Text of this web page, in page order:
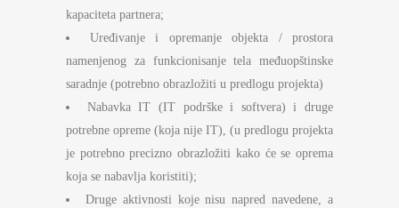
kapaciteta partnera;
Uređivanje i opremanje objekta / prostora
namenjenog za funkcionisanje tela međuopštinske
saradnje (potrebno obrazložiti u predlogu projekta)
Nabavka IT (IT podrške i softvera) i druge
potrebne opreme (koja nije IT), (u predlogu projekta
je potrebno precizno obrazložiti kako će se oprema
koja se nabavlja koristiti);
Druge aktivnosti koje nisu napred navedene, a